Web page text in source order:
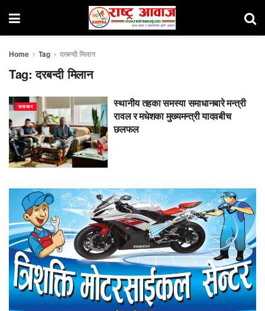
Home Tag दरबन्दी मिलान
Tag:दरबन्दी मिलान
समाचार
स्थानीय तहका समस्या समाधानबारे मन्त्री
रावल र मधेशका मुख्यमन्त्री यादवबीच
छलफल